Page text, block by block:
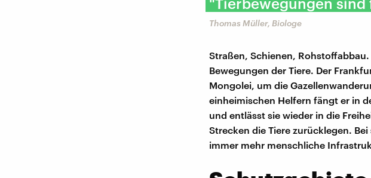
Thomas Müller, Biologe
Straßen, Schienen,
Bewegungen der Tiere. Der
Mongolei, um die
einheimischen Helfern fängt er in
und entlässt sie wieder in die
Strecken die Tiere zurücklegen.
immer mehr menschliche